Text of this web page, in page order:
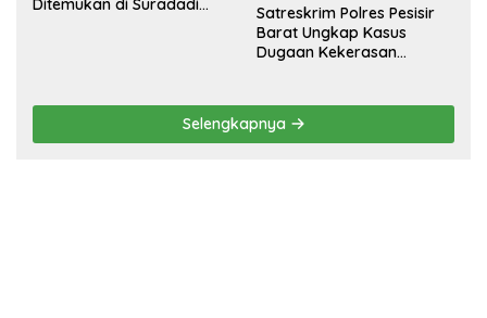
Ditemukan di Suradadi
Satreskrim Polres Pesisir
Barat Ungkap Kasus
Dugaan Kekerasan
Pelaku Ditangkap
Selengkapnya